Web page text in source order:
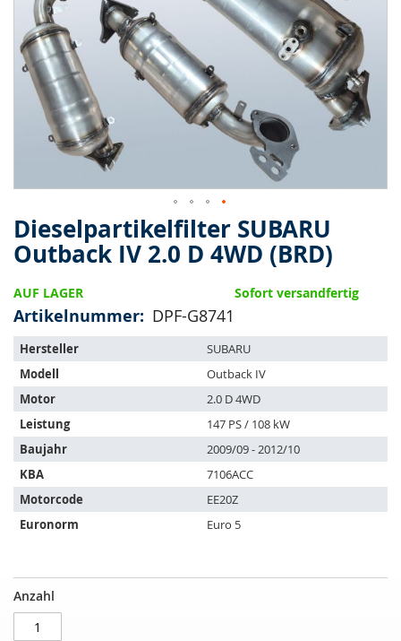
Dieselpartikelfilter SUBARU
Outback IV 2.0 D 4WD (BRD)
AUF LAGER
Artikelnummer DPF-G8741
Sofort versandfertig
Der
Artikel
passt
auf
folgende
Fahrzeuge:
Hersteller
SUBARU
Modell
Outback IV
Motor
2.0 D 4WD
Leistung
147 PS / 108 kW
Baujahr
2009/09 - 2012/10
KBA
7106ACC
Motorcode
EE20Z
Euronorm
Euro 5
Dieselpartikelfilter
SUBARU
Outback
AUF
LAGER
Anzahl
springen
Zum
Anfang
der
springen